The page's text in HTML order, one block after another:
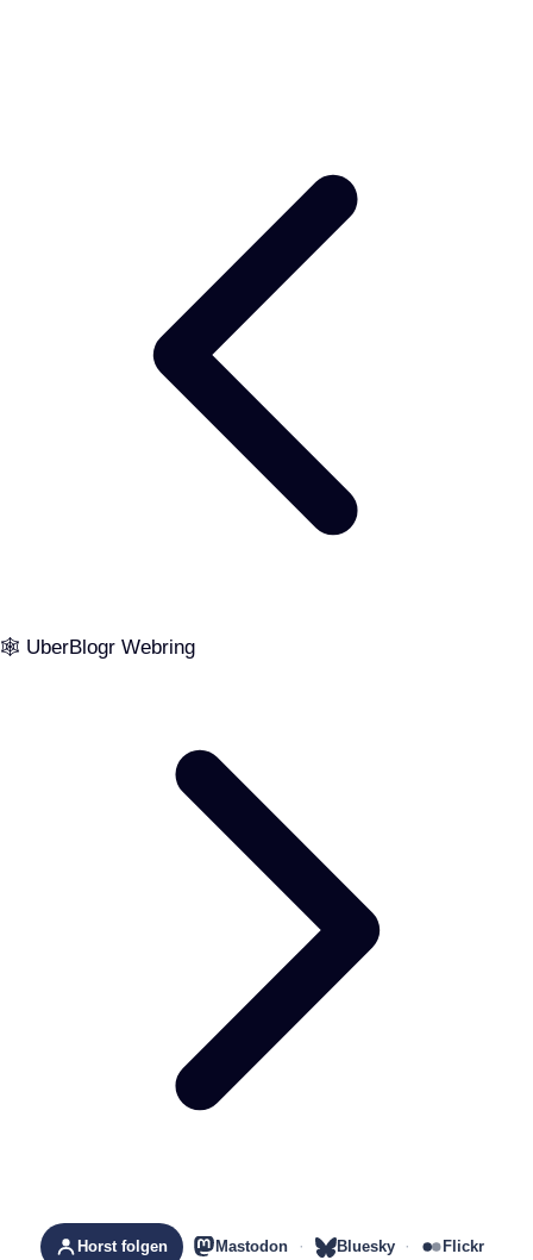
🕸️ UberBlogr Webring
Horst folgen Mastodon Bluesky Flickr